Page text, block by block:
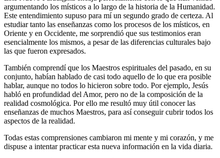
argumentando los místicos a lo largo de la historia de la Humanidad.
Este entendimiento supuso para mí un segundo grado de certeza. Al
estudiar tanto las enseñanzas como los procesos de los místicos, en
Oriente y en Occidente, me sorprendió que sus testimonios eran
esencialmente los mismos, a pesar de las diferencias culturales bajo
las que fueron expresados.
También comprendí que los Maestros espirituales del pasado, en su
conjunto, habían hablado de casi todo aquello de lo que era posible
hablar, aunque no todos lo hicieron sobre todo. Por ejemplo, Jesús
habló en profundidad del Amor, pero no de la composición de la
realidad cosmológica. Por ello me resultó muy útil conocer las
enseñanzas de muchos Maestros, para así conseguir cubrir todos los
aspectos de la realidad.
Todas estas comprensiones cambiaron mi mente y mi corazón, y me
dispuse a intentar practicar esta nueva información en la vida diaria.